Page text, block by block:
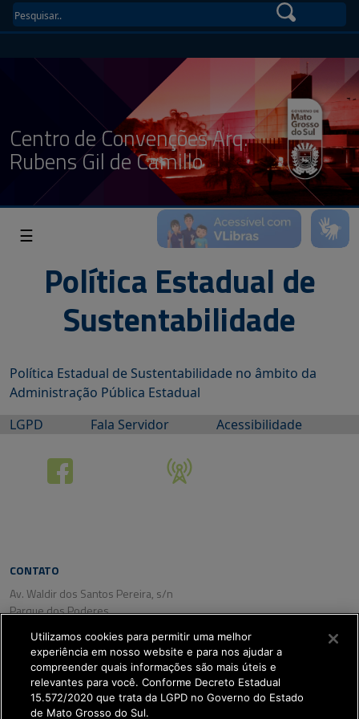
Centro de Convenções Arq.
Rubens Gil de Camillo
☰
Política Estadual de
Sustentabilidade
Política Estadual de Sustentabilidade no âmbito da
Administração Pública Estadual
LGPD
Fala Servidor Acessibilidade
CONTATO
Av. Waldir dos Santos Pereira, s/n
Parque dos Poderes
Campo Grande/ MS
Tel. (67) 3318-2800
Fax: (67) 3318-2809
Utilizamos cookies para permitir uma melhor
experiência em nosso website e para nos ajudar a
compreender quais informações são mais úteis e
relevantes para você. Conforme Decreto Estadual
15.572/2020 que trata da LGPD no Governo do Estado
de Mato Grosso do Sul.